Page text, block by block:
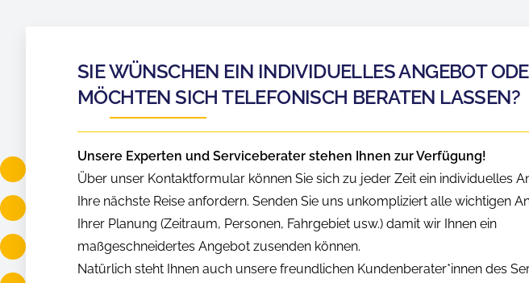
SIE WÜNSCHEN EIN INDIVIDUELLES ANGEBOT
MÖCHTEN SICH TELEFONISCH BERATEN LASSEN?
Unsere Experten und Serviceberater stehen Ihnen zur Verfügung!
Über unser Kontaktformular können Sie sich zu jeder Zeit ein individuelles
Ihre nächste Reise anfordern. Senden Sie uns unkompliziert alle wichtigen
Ihrer Planung (Zeitraum, Personen, Fahrgebiet usw.) damit wir Ihnen ein
maßgeschneidertes Angebot zusenden können.
Natürlich steht Ihnen auch unsere freundlichen Kundenberater*innen des